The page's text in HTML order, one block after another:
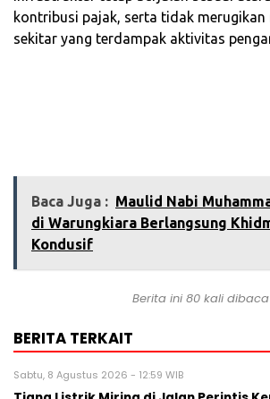
kontribusi pajak, serta tidak
sekitar yang terdampak aktivitas
Baca Juga : Maulid Nabi
di Warungkiara Berlangsung
Kondusif
Berita ini 80 kali dibaca
BERITA TERKAIT
Sabtu, 8 Agustus 2026 - 12:59 WIB